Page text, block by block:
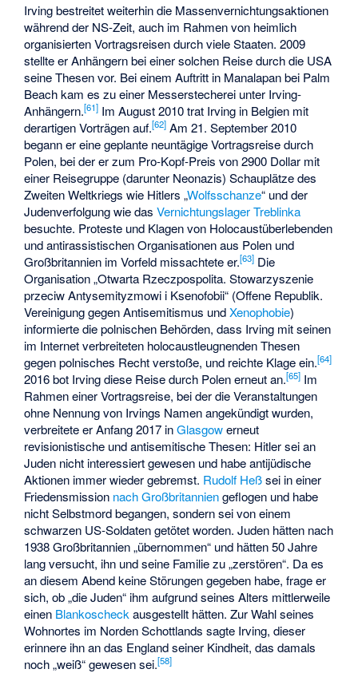
Irving bestreitet weiterhin die Massenvernichtungsaktionen
während der NS-Zeit, auch im Rahmen von heimlich
organisierten Vortragsreisen durch viele Staaten. 2009
stellte er Anhängern bei einer solchen Reise durch die USA
seine Thesen vor. Bei einem Auftritt in Manalapan bei Palm
Beach kam es zu einer Messerstecherei unter Irving-
Anhängern.[61] Im August 2010 trat Irving in Belgien mit
derartigen Vorträgen auf.[62] Am 21. September 2010
begann er eine geplante neuntägige Vortragsreise durch
Polen, bei der er zum Pro-Kopf-Preis von 2900 Dollar mit
einer Reisegruppe (darunter Neonazis) Schauplätze des
Zweiten Weltkriegs wie Hitlers „Wolfsschanze“ und der
Judenverfolgung wie dasVernichtungslager Treblinka
besuchte. Proteste und Klagen von Holocaustüberlebenden
und antirassistischen Organisationen aus Polen und
Großbritannien im Vorfeld missachtete er.[63] Die
Organisation „Otwarta Rzeczpospolita. Stowarzyszenie
przeciw Antysemityzmowi i Ksenofobii“ (Offene Republik.
Vereinigung gegen Antisemitismus undXenophobie)
informierte die polnischen Behörden, dass Irving mit seinen
im Internet verbreiteten holocaustleugnenden Thesen
gegen polnisches Recht verstoße, und reichte Klage ein.[64]
2016 bot Irving diese Reise durch Polen erneut an.[65] Im
Rahmen einer Vortragsreise, bei der die Veranstaltungen
ohne Nennung von Irvings Namen angekündigt wurden,
verbreitete er Anfang 2017 inGlasgowerneut
revisionistische und antisemitische Thesen: Hitler sei an
Juden nicht interessiert gewesen und habe antijüdische
Aktionen immer wieder gebremst. Rudolf Heßsei in einer
Friedensmission nach Großbritanniengeflogen und habe
nicht Selbstmord begangen, sondern sei von einem
schwarzen US-Soldaten getötet worden. Juden hätten nach
1938 Großbritannien „übernommen“ und hätten 50 Jahre
lang versucht, ihn und seine Familie zu „zerstören“. Da es
an diesem Abend keine Störungen gegeben habe, frage er
sich, ob „die Juden“ ihm aufgrund seines Alters mittlerweile
einen Blankoscheck ausgestellt hätten. Zur Wahl seines
Wohnortes im Norden Schottlands sagte Irving, dieser
erinnere ihn an das England seiner Kindheit, das damals
noch „weiß“ gewesen sei.[58]